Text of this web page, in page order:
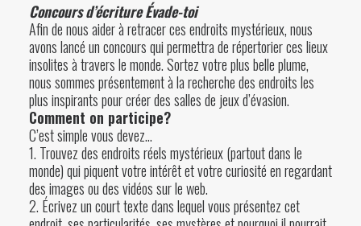
Concours d’écriture Évade-toi
Afin de nous aider à retracer ces endroits mystérieux, nous
avons lancé un concours qui permettra de répertorier ces lieux
insolites à travers le monde. Sortez votre plus belle plume,
nous sommes présentement à la recherche des endroits les
plus inspirants pour créer des salles de jeux d’évasion.
Comment on participe?
C’est simple vous devez…
1. Trouvez des endroits réels mystérieux (partout dans le
monde) qui piquent votre intérêt et votre curiosité en regardant
des images ou des vidéos sur le web.
2. Écrivez un court texte dans lequel vous présentez cet